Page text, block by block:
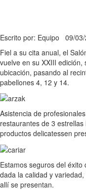
Escrito por: Equipo 09/
Fiel a su cita anual, el
vuelve en su XXIII
ubicación, pasando al
pabellones 4, 12 y 14.
Asistencia de
restaurantes de 3
productos delicatessen
Estamos seguros del
dada la calidad y
allí se presentan.